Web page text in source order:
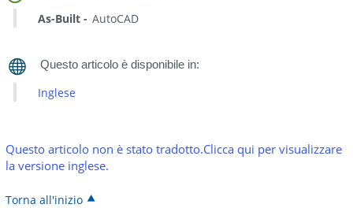
As-Built AutoCAD
Inglese
Questo articolo non è stato tradotto.Clicca qui per visualizzare
la versione inglese.
Torna all'inizio